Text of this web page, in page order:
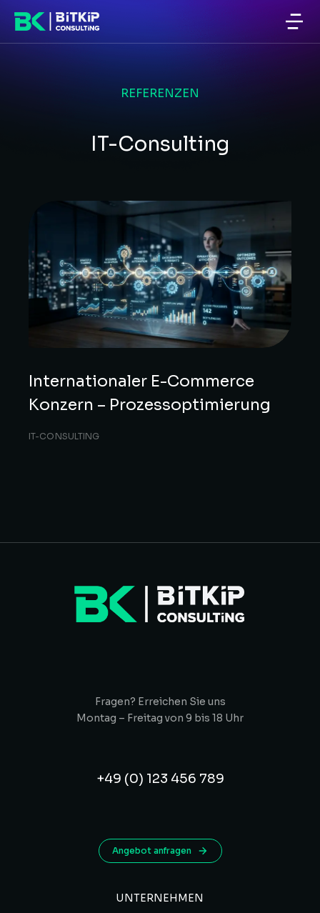
REFERENZEN
IT-Consulting
Internationaler E-Commerce
Konzern – Prozessoptimierung
IT-CONSULTING
Fragen? Erreichen Sie uns
Montag – Freitag von 9 bis 18 Uhr
+49 (0) 123 456 789
Angebot anfragen
UNTERNEHMEN